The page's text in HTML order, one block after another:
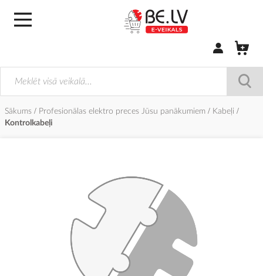
Pierakstīties/
Sākums Profesionālas elektro preces Jūsu panākumiem
Kabeļi
Kontrolkabeļi